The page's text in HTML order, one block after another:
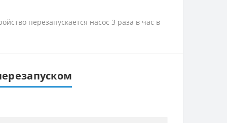
перезапускается насос 3 раза в час в